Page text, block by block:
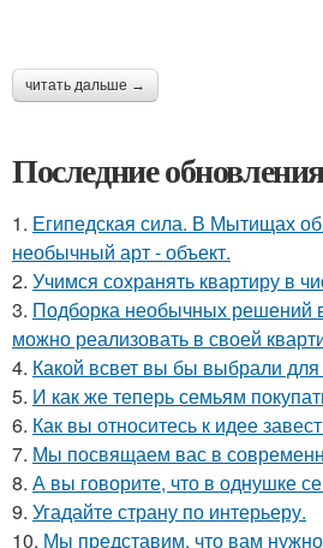
читать дальше →
Последние
1. Египедская сила. В Мытищах
необычный арт - объект.
2. Учимся сохранять квартиру в
3. Подборка необычных решений
можно реализовать в своей
4. Какой всвет вы бы выбрали для
5. И как же теперь семьям
6. Как вы относитесь к идее
7. Мы посвящаем вас в
8. А вы говорите, что в однушке
9. Угадайте страну по интерьеру.
10. Мы представим, что вам